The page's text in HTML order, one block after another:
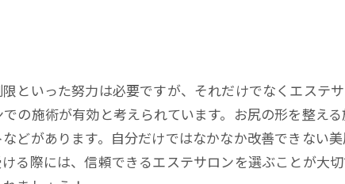
といった努力は必要ですが、それだけでなくエステ
の施術が有効と考えられています。お尻の形を整え
どがあります。自分だけではなかなか改善できない
る際には、信頼できるエステサロンを選ぶことが大